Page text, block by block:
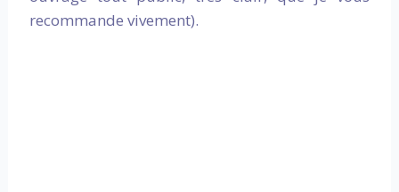
recommande vivement).